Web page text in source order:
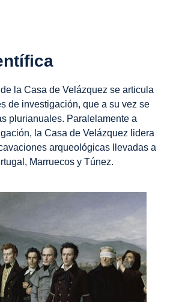
la Casa de Velázquez se articula
de investigación, que a su vez se
plurianuales. Paralelamente a
la Casa de Velázquez lidera
arqueológicas llevadas a
Marruecos y Túnez.